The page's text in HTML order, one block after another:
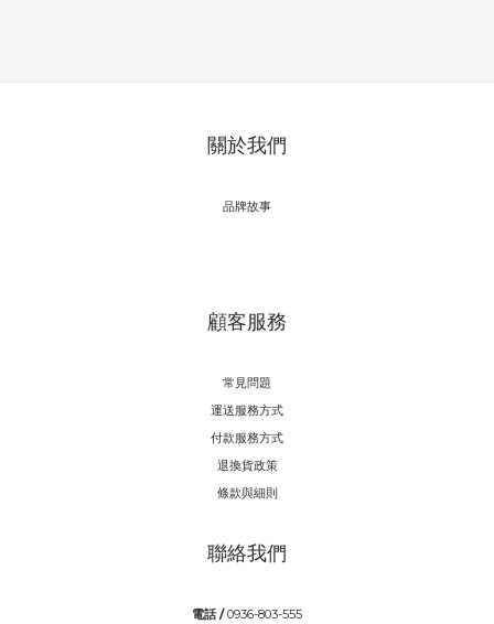
關於我們
品牌故事
顧客服務
常見問題
運送服務方式
付款服務方式
退換貨政策
條款與細則
聯絡我們
電話 /0936-803-555